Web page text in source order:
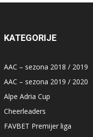
KATEGORIJE
AAC – sezona 2018 / 2019
AAC – sezona 2019 / 2020
Alpe Adria Cup
Cheerleaders
FAVBET Premijer liga